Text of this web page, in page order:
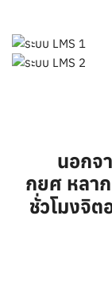
นอกจ
กยศ หลา
ชั่วโมงจิต